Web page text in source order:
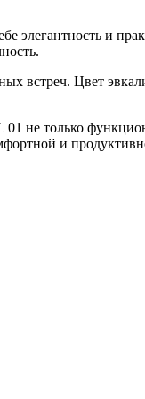
элегантность и
встреч. Цвет
01 не только
и